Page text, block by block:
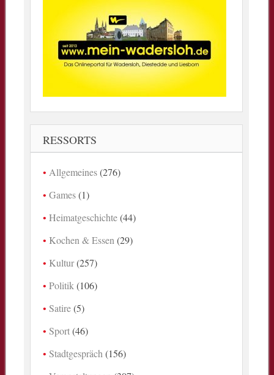
RESSORTS
Allgemeines(276)
Games(1)
Heimatgeschichte(44)
Kochen & Essen (29)
Kultur(257)
Politik (106)
Satire(5)
Sport(46)
Stadtgespräch (156)